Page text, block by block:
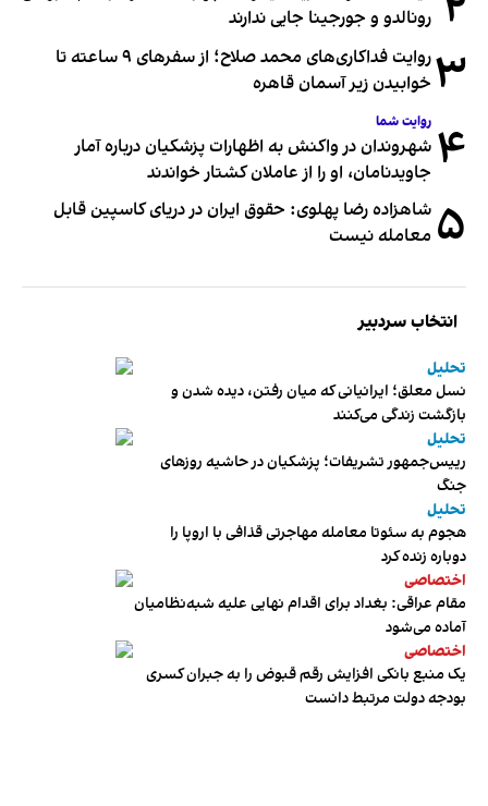
رونالدو و جورجینا جایی ندارند
۳
روایت فداکاری‌های محمد صلاح؛ از سفرهای ۹ ساعته تا
خوابیدن زیر آسمان قاهره
۴ روایت شما
شهروندان در واکنش به اظهارات پزشکیان درباره آمار
جاویدنامان، او را از عاملان کشتار خواندند
۵ شاهزاده رضا پهلوی: حقوق ایران در دریای کاسپین قابل
معامله نیست
انتخاب سردبیر
تحلیل
نسل معلق؛ ایرانیانی که میان رفتن، دیده شدن و
بازگشت زندگی می‌کنند
تحلیل
رییس‌جمهور تشریفات؛ پزشکیان در حاشیه روزهای
جنگ
تحلیل
هجوم به سئوتا معامله مهاجرتی قذافی با اروپا را
دوباره زنده کرد
اختصاصی
مقام عراقی: بغداد برای اقدام نهایی علیه شبه‌نظامیان
آماده می‌شود
اختصاصی
یک منبع بانکی افزایش رقم قبوض را به جبران کسری
بودجه دولت مرتبط دانست